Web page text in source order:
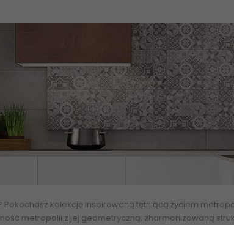
Pokochasz kolekcję inspirowaną tętniącą życiem
metropolii z jej geometryczną, zharmonizowaną